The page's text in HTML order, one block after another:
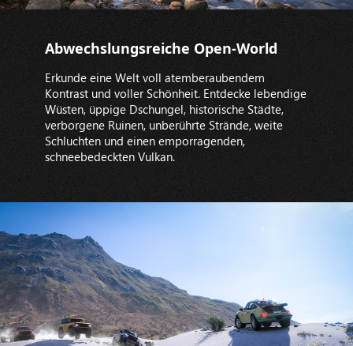
Abwechslungsreiche Open-World
Erkunde eine Welt voll atemberaubendem
Kontrast und voller Schönheit. Entdecke lebendige
Wüsten, üppige Dschungel, historische Städte,
verborgene Ruinen, unberührte Strände, weite
Schluchten und einen emporragenden,
schneebedeckten Vulkan.